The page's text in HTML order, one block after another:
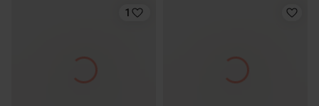
1